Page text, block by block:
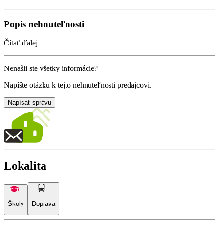
Popis nehnuteľnosti
Čítať ďalej
Nenašli ste všetky informácie?
Napíšte otázku k tejto nehnuteľnosti predajcovi.
Napísať správu
Lokalita
Školy Doprava